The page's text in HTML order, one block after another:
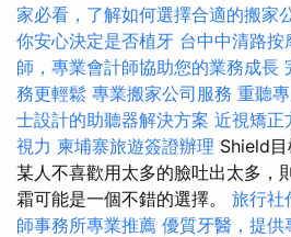
家必看，了解如何選擇合適的搬家
你安心決定是否植牙 台中中清路按
師，專業會計師協助您的業務成長
務更輕鬆 專業搬家公司服務 重聽
士設計的助聽器解決方案 近視矯正
視力 柬埔寨旅遊簽證辦理 Shield
某人不喜歡用太多的臉吐出太多，
霜可能是一個不錯的選擇。 旅行社
師事務所專業推薦 優質牙醫，提供